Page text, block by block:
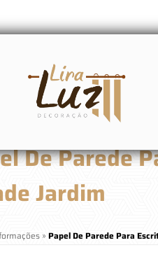
De Parede
Jardim
»Papel De Parede Para